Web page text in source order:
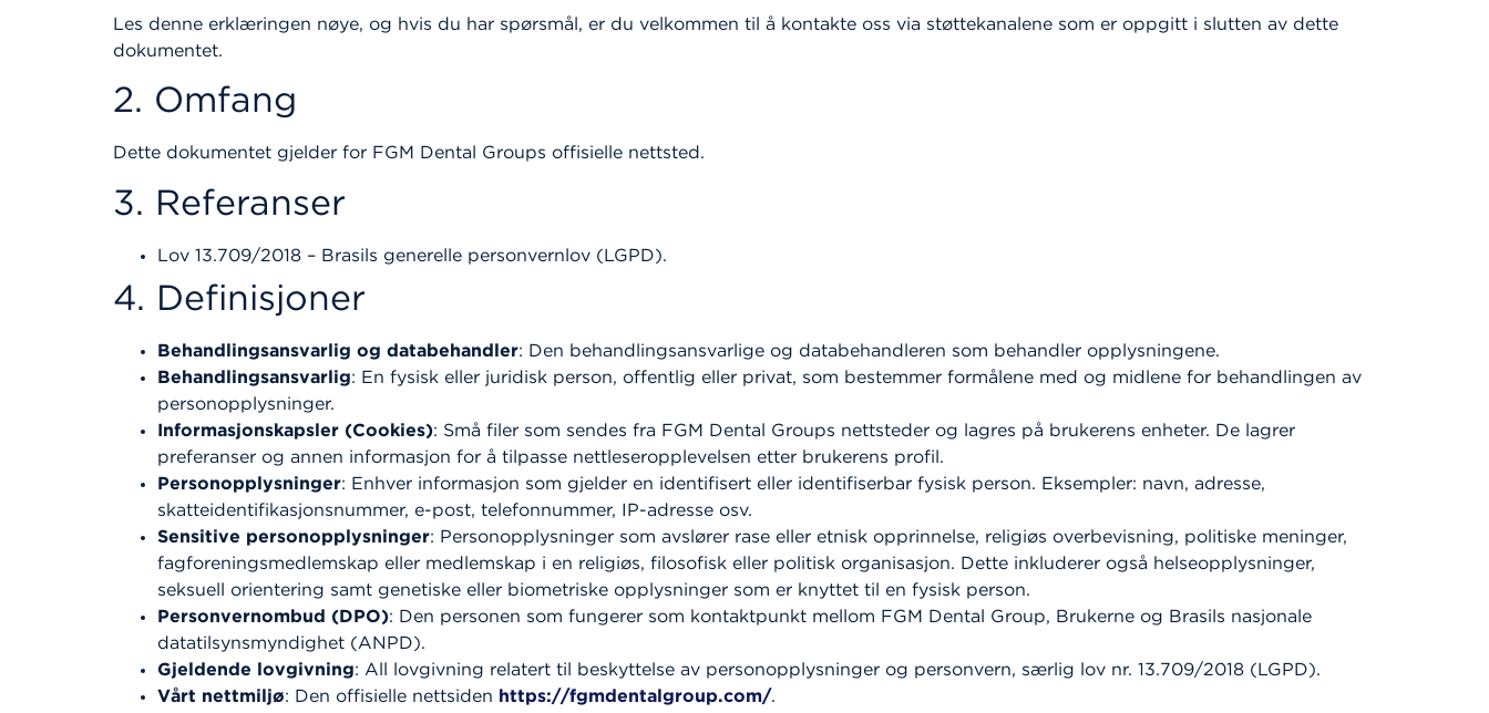
Les denne erklæringen nøye, og hvis du har spørsmål, er du velkommen til å kontakte oss via støttekanalene som er oppgitt i slutten av dette
dokumentet.
2. Omfang
Dette dokumentet gjelder for FGM Dental Groups offisielle nettsted.
3. Referanser
Lov 13.709/2018 – Brasils generelle personvernlov (LGPD).
4. Definisjoner
Behandlingsansvarlig og databehandler: Den behandlingsansvarlige og databehandleren som behandler opplysningene.
Behandlingsansvarlig: En fysisk eller juridisk person, offentlig eller privat, som bestemmer formålene med og midlene for behandlingen av
personopplysninger.
Informasjonskapsler (Cookies): Små filer som sendes fra FGM Dental Groups nettsteder og lagres på brukerens enheter. De lagrer
preferanser og annen informasjon for å tilpasse nettleseropplevelsen etter brukerens profil.
Personopplysninger: Enhver informasjon som gjelder en identifisert eller identifiserbar fysisk person. Eksempler: navn, adresse,
skatteidentifikasjonsnummer, e-post, telefonnummer, IP-adresse osv.
Sensitive personopplysninger: Personopplysninger som avslører rase eller etnisk opprinnelse, religiøs overbevisning, politiske meninger,
fagforeningsmedlemskap eller medlemskap i en religiøs, filosofisk eller politisk organisasjon. Dette inkluderer også helseopplysninger,
seksuell orientering samt genetiske eller biometriske opplysninger som er knyttet til en fysisk person.
Personvernombud (DPO): Den personen som fungerer som kontaktpunkt mellom FGM Dental Group, Brukerne og Brasils nasjonale
datatilsynsmyndighet (ANPD).
Gjeldende lovgivning: All lovgivning relatert til beskyttelse av personopplysninger og personvern, særlig lov nr. 13.709/2018 (LGPD).
Vårt nettmiljø: Den offisielle nettsiden https://fgmdentalgroup.com/.